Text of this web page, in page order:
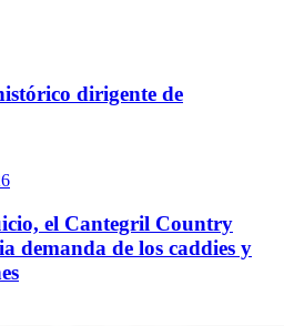
dirigente de
el Cantegril Country
demanda de los caddies y